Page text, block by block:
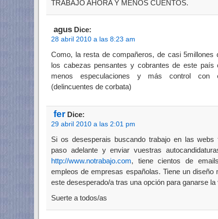
TRABAJO AHORA Y MENOS CUENTOS.
agus Dice:
28 abril 2010 a las 8:23 am
Como, la resta de compañeros, de casi 5millones
los cabezas pensantes y cobrantes de este país
menos especulaciones y más control con
(delincuentes de corbata)
ferDice:
29 abril 2010 a las 2:01 pm
Si os desesperais buscando trabajo en las
paso adelante y enviar vuestras
http://www.notrabajo.com, tiene cientos de
empleos de empresas españolas. Tiene un
este desesperado/a tras una opción para ganarse la
Suerte a todos/as